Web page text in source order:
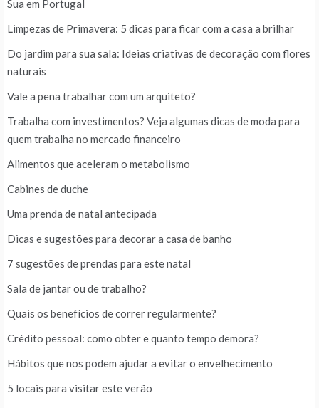
Sua em Portugal
Limpezas de Primavera: 5 dicas para ficar com a casa a brilhar
Do jardim para sua sala: Ideias criativas de decoração com flores
naturais
Vale a pena trabalhar com um arquiteto?
Trabalha com investimentos? Veja algumas dicas de moda para
quem trabalha no mercado financeiro
Alimentos que aceleram o metabolismo
Cabines de duche
Uma prenda de natal antecipada
Dicas e sugestões para decorar a casa de banho
7 sugestões de prendas para este natal
Sala de jantar ou de trabalho?
Quais os benefícios de correr regularmente?
Crédito pessoal: como obter e quanto tempo demora?
Hábitos que nos podem ajudar a evitar o envelhecimento
5 locais para visitar este verão